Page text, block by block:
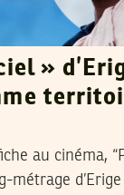
»
au cinéma,
métrage